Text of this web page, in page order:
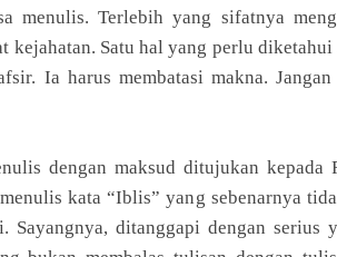
menulis. Terlebih yang sifatnya
kejahatan. Satu hal yang perlu diketahui
Ia harus membatasi makna. Jangan
dengan maksud ditujukan kepada
kata “Iblis” yang sebenarnya
ditanggapi dengan serius